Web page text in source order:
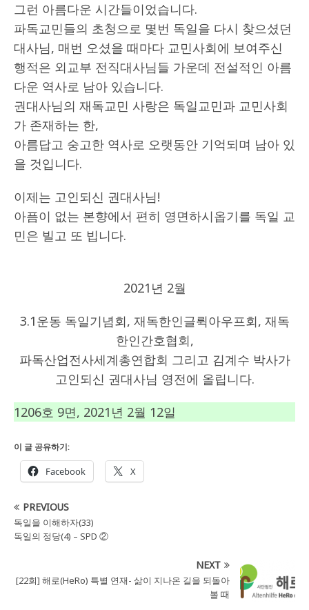
그런 아름다운 시간들이었습니다.
파독교민들의 초청으로 몇번 독일을 다시 찾으셨던
대사님, 매번 오셨을 때마다 교민사회에 보여주신
행적은 외교부 전직대사님들 가운데 전설적인 아름
다운 역사로 남아 있습니다.
권대사님의 재독교민 사랑은 독일교민과 교민사회
가 존재하는 한,
아름답고 숭고한 역사로 오랫동안 기억되며 남아 있
을 것입니다.
이제는 고인되신 권대사님!
아픔이 없는 본향에서 편히 영면하시옵기를 독일 교
민은 빌고 또 빕니다.
2021년 2월
3.1운동 독일기념회, 재독한인글뤽아우프회, 재독
한인간호협회,
파독산업전사세계총연합회 그리고 김계수 박사가
고인되신 권대사님 영전에 올립니다.
1206호 9면, 2021년 2월 12일
이 글 공유하기:
Facebook X
PREVIOUS
독일을 이해하자(33)
독일의 정당(4) – SPD ②
NEXT
[22회] 해로(HeRo) 특별 연재- 삶이 지나온 길을 되돌아
볼 때